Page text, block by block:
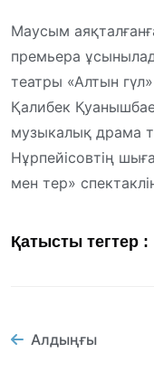
Маусым
премьера
театры «Алтын
Қалибек
музыкалық драма
Нұрпейісовтің
мен тер»
Қатысты тегтер :
Алдыңғы